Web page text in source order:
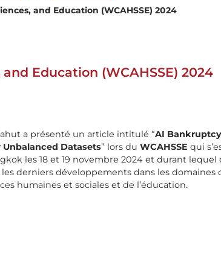
and Education (WCAHSSE) 2024
Education (WCAHSSE) 2024
a présenté un article intitulé “AI Bankruptcy
Datasets” lors du WCAHSSE qui
les 18 et 19 novembre 2024 et durant lequel
derniers développements dans les domaines
humaines et sociales et de l’éducation.